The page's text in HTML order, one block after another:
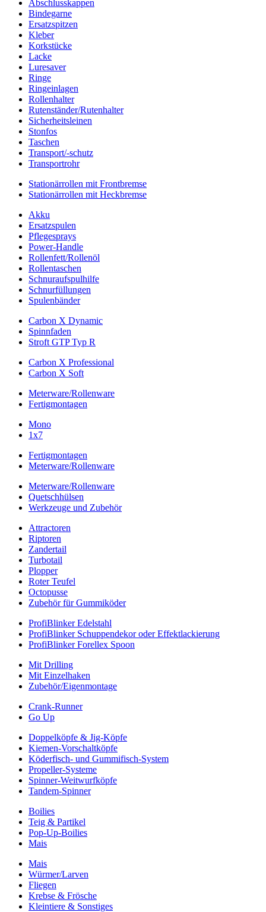
Abschlusskappen
Bindegarne
Ersatzspitzen
Kleber
Korkstücke
Lacke
Luresaver
Ringe
Ringeinlagen
Rollenhalter
Rutenständer/Rutenhalter
Sicherheitsleinen
Stonfos
Taschen
Transport/-schutz
Transportrohr
Stationärrollen mit Frontbremse
Stationärrollen mit Heckbremse
Akku
Ersatzspulen
Pflegesprays
Power-Handle
Rollenfett/Rollenöl
Rollentaschen
Schnuraufspulhilfe
Schnurfüllungen
Spulenbänder
Carbon X Dynamic
Spinnfaden
Stroft GTP Typ R
Carbon X Professional
Carbon X Soft
Meterware/Rollenware
Fertigmontagen
Mono
1x7
Fertigmontagen
Meterware/Rollenware
Meterware/Rollenware
Quetschhülsen
Werkzeuge und Zubehör
Attractoren
Riptoren
Zandertail
Turbotail
Plopper
Roter Teufel
Octopusse
Zubehör für Gummiköder
ProfiBlinker Edelstahl
ProfiBlinker Schuppendekor oder Effektlackierung
ProfiBlinker Forellex Spoon
Mit Drilling
Mit Einzelhaken
Zubehör/Eigenmontage
Crank-Runner
Go Up
Doppelköpfe & Jig-Köpfe
Kiemen-Vorschaltköpfe
Köderfisch- und Gummifisch-System
Propeller-Systeme
Spinner-Weitwurfköpfe
Tandem-Spinner
Boilies
Teig & Partikel
Pop-Up-Boilies
Mais
Mais
Würmer/Larven
Fliegen
Krebse & Frösche
Kleintiere & Sonstiges